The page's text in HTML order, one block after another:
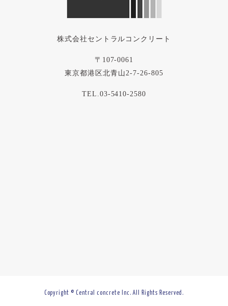
株式会社セントラルコンクリート
〒107-0061
東京都港区北青山2-7-26-805
TEL.03-5410-2580
Copyright © Central concrete Inc. All Rights Reserved.